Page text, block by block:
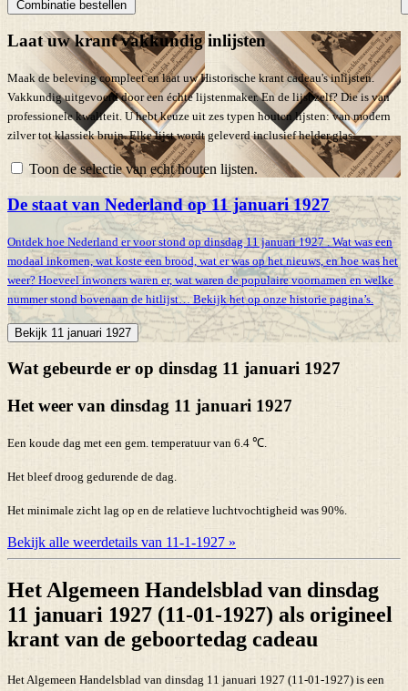
Combinatie bestellen
Laat uw krant vakkundig inlijsten
Maak de beleving compleet en laat uw Historische krant cadeau's inlijsten.
Vakkundig uitgevoerd door een échte lijstenmaker. En de lijst zelf? Die is van
professionele kwaliteit. U hebt keuze uit zes typen houten lijsten: van modern
zilver tot klassiek bruin. Elke lijst wordt geleverd inclusief helder glas.
Toon de selectie van echt houten lijsten.
De staat van Nederland op 11 januari 1927
Ontdek hoe Nederland er voor stond op dinsdag 11 januari 1927 . Wat was een
modaal inkomen, wat koste een brood, wat er was op het nieuws, en hoe was het
weer? Hoeveel inwoners waren er, wat waren de populaire voornamen en welke
nummer stond bovenaan de hitlijst… Bekijk het op onze historie pagina’s.
Bekijk 11 januari 1927
Wat gebeurde er op dinsdag 11 januari 1927
Het weer van dinsdag 11 januari 1927
Een koude dag met een gem. temperatuur van 6.4 ℃.
Het bleef droog gedurende de dag.
Het minimale zicht lag op en de relatieve luchtvochtigheid was 90%.
Bekijk alle weerdetails van 11-1-1927 »
Het Algemeen Handelsblad van dinsdag
11 januari 1927 (11-01-1927) als origineel
krant van de geboortedag cadeau
Het Algemeen Handelsblad van dinsdag 11 januari 1927 (11-01-1927) is een